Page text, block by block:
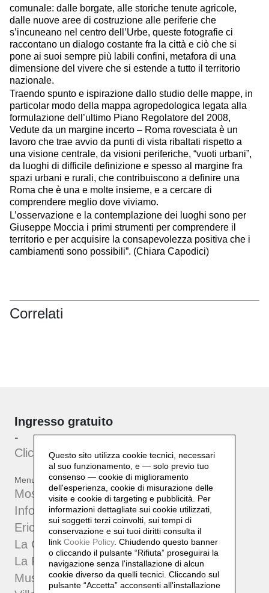
comunale: dalle borgate, alle storiche tenute agricole,
dalle nuove aree di costruzione alle periferie che
s’incuneano nel centro dell’Urbe, queste fotografie ci
raccontano un dialogo costante fra la città e ciò che si
pone ai suoi sempre più labili confini, metafora di una
dimensione del vivere che si estende a tutto il territorio
nazionale.
Traendo spunto e ispirazione dallo studio delle mappe, in
particolar modo della mappa agropedologica legata alla
formulazione dell’ultimo Piano Regolatore del 2008,
Vedute da un margine incerto – Roma rovesciata è un
lavoro che trae avvio da punti di vista ribaltati rispetto a
una visione centrale, da visioni periferiche, “vuoti urbani”,
da luoghi di difficile definizione e spesso al margine fra
spazi urbani e rurali, che contribuiscono a definire una
Roma che è una e molte insieme, e a cercare di
comprendere meglio dove viviamo.
L’osservazione e la contemplazione dei luoghi sono per
Giuseppe Moccia i primi strumenti per comprendere il
territorio e per acquisire la consapevolezza positiva che i
cambiamenti sono possibili”. (Chiara Capodici)
Correlati
Ingresso gratuito
-
Clicca quiper iscriverti allanewsletter
Menu
Mostre ed Eventi
Info
Erich Lindenberg
La Collezione
La Fondazione
Museo Villa Pia
Questo sito utilizza cookie tecnici, necessari
al suo funzionamento, e — solo previo tuo
consenso — cookie di miglioramento
dell'esperienza, cookie di misurazione delle
visite e cookie di targeting e pubblicità. Per
informazioni dettagliate sui cookie utilizzati,
sui soggetti terzi coinvolti, sui tempi di
conservazione e sui tuoi diritti consulta il
link Cookie Policy. Chiudendo questo banner
o cliccando il pulsante “Rifiuta” proseguirai la
navigazione senza l'installazione di alcun
cookie diverso da quelli tecnici. Cliccando sul
pulsante “Accetta” acconsenti all'installazione